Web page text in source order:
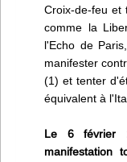
Croix-de-feu et
comme la
l'Echo de
manifester
(1) et tenter
équivalent à
Le 6 février
manifestation